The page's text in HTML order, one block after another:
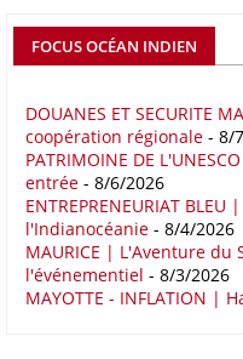
détermine un rapport publié
Boston Consulting Group
rapport note que les relations
fondement dans la proximité
économiques complémentaires.
16/05/26 COMMERCE CHINE
Le déficit commercial de
% au cours des quatre
même période de 2025 pour
FOCUS OCÉAN INDIEN
DOUANES ET SECURITE
coopération régionale - 8/
PATRIMOINE DE
entrée - 8/6/2026
ENTREPRENEURIAT
l'Indianocéanie - 8/4/2026
MAURICE | L'Aventure du
l'événementiel - 8/3/2026
MAYOTTE - INFLATION |